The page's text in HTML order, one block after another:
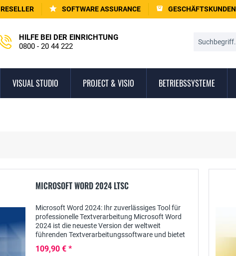
RESELLER SOFTWARE ASSURANCE GESCHÄFTSKUNDEN
HILFE BEI DER EINRICHTUNG
0800 - 20 44 222
VISUAL STUDIO PROJECT & VISIO BETRIEBSSYSTEME
MICROSOFT WORD 2024 LTSC
Microsoft Word 2024: Ihr zuverlässiges Tool für
professionelle Textverarbeitung Microsoft Word
2024 ist die neueste Version der weltweit
führenden Textverarbeitungssoftware und bietet
109,90 € *